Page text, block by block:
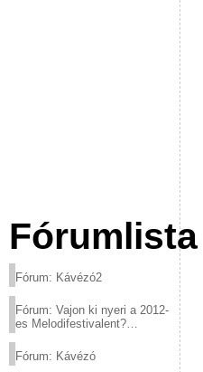
Fórumlista
Fórum: Kávézó2
Fórum: Vajon ki nyeri a 2012-
es Melodifestivalent?
Fórum: Kávézó